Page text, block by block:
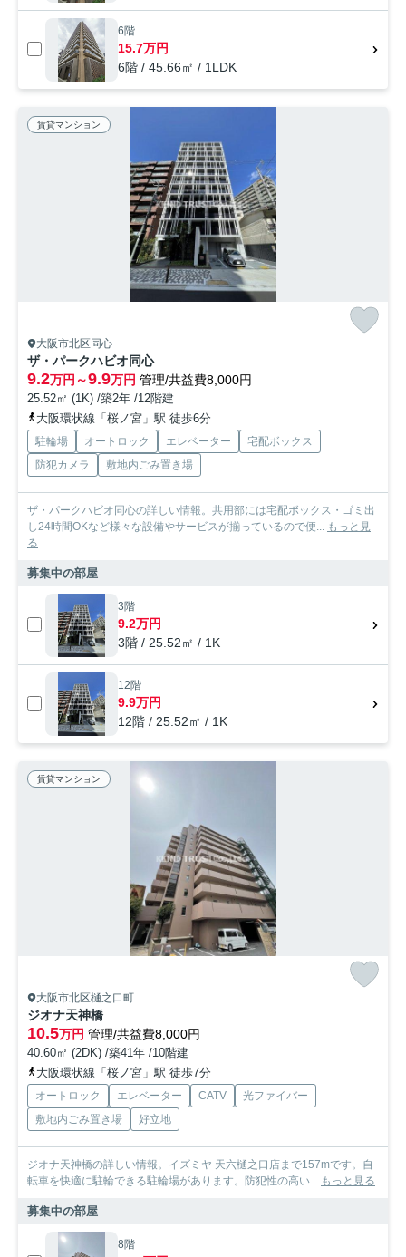
6階
15.7万円
6階 / 45.66㎡ / 1LDK
賃貸マンション
大阪市北区同心
ザ・パークハビオ同心
9.2万円～9.9万円 管理/共益費8,000円
25.52㎡ (1K) /築2年 /12階建
大阪環状線「桜ノ宮」駅 徒歩6分
駐輪場 オートロック エレベーター
宅配ボックス
防犯カメラ
敷地内ごみ置き場
ザ・パークハビオ同心の詳しい情報。共用部には宅配ボックス・ゴミ出
し24時間OKなど様々な設備やサービスが揃っているので便... もっと見
る
募集中の部屋
3階
9.2万円
3階 / 25.52㎡ / 1K
12階
9.9万円
12階 / 25.52㎡ / 1K
賃貸マンション
大阪市北区樋之口町
ジオナ天神橋
10.5万円 管理/共益費8,000円
40.60㎡ (2DK) /築41年 /10階建
大阪環状線「桜ノ宮」駅 徒歩7分
オートロック エレベーター CATV
光ファイバー
敷地内ごみ置き場
好立地
ジオナ天神橋の詳しい情報。イズミヤ 天六樋之口店まで157mです。自
転車を快適に駐輪できる駐輪場があります。防犯性の高い... もっと見る
募集中の部屋
8階